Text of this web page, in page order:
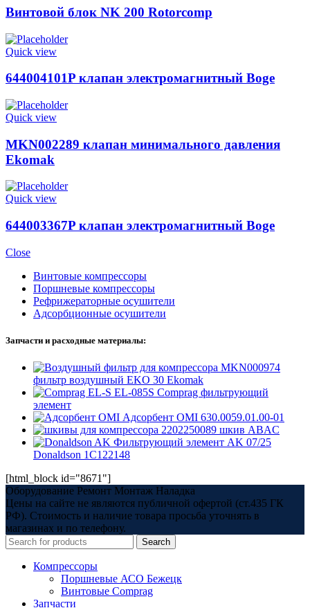
Винтовой блок NK 200 Rotorcomp
Quick view
644004101P клапан электромагнитный Boge
Quick view
MKN002289 клапан минимального давления
Ekomak
Quick view
644003367P клапан электромагнитный Boge
Close
Винтовые компрессоры
Поршневые компрессоры
Рефрижераторные осушители
Адсорбционные осушители
Запчасти и расходные материалы:
MKN000974
фильтр воздушный EKO 30 Ekomak
EL-085S Comprag фильтрующий
элемент
Адсорбент OMI 630.0059.01.00-01
2202250089 шкив ABAC
Фильтрующий элемент AK 07/25
Donaldson 1C122148
[html_block id="8671"]
Оборудование Ремонт Монтаж Наладка
Цены на сайте не являются публичной офертой (ст.435 ГК
РФ). Стоимость и наличие товара просьба уточнять в
магазинах и по телефону.
Search
Компрессоры
Поршневые АСО Бежецк
Винтовые Comprag
Запчасти